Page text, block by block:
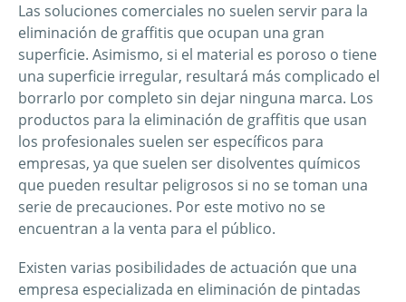
Las soluciones comerciales no suelen servir para la
eliminación de graffitis que ocupan una gran
superficie. Asimismo, si el material es poroso o tiene
una superficie irregular, resultará más complicado el
borrarlo por completo sin dejar ninguna marca. Los
productos para la eliminación de graffitis que usan
los profesionales suelen ser específicos para
empresas, ya que suelen ser disolventes químicos
que pueden resultar peligrosos si no se toman una
serie de precauciones. Por este motivo no se
encuentran a la venta para el público.
Existen varias posibilidades de actuación que una
empresa especializada en eliminación de pintadas